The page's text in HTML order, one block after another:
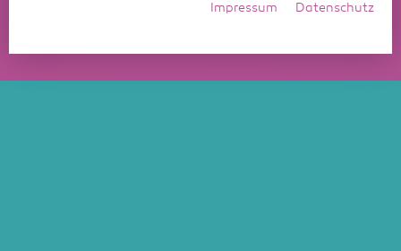
Impressum Datenschutz